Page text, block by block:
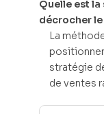
Quelle est
décrocher
La
stratégie
de ventes